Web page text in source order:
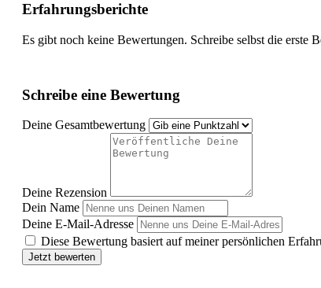
Erfahrungsberichte
Es gibt noch keine Bewertungen. Schreibe selbst die erste
Schreibe eine Bewertung
Deine Gesamtbewertung
Deine Rezension
Dein Name
Deine E-Mail-Adresse
Diese Bewertung basiert auf meiner persönlichen
Jetzt bewerten